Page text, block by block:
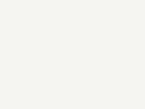
Dynali
+ Thiovit